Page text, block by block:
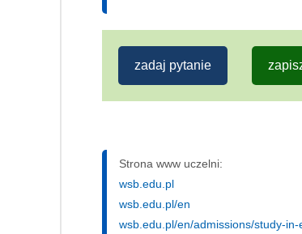
zadaj pytanie
Strona www uczelni:
wsb.edu.pl
wsb.edu.pl/en
wsb.edu.pl/en/admissions/study-in-